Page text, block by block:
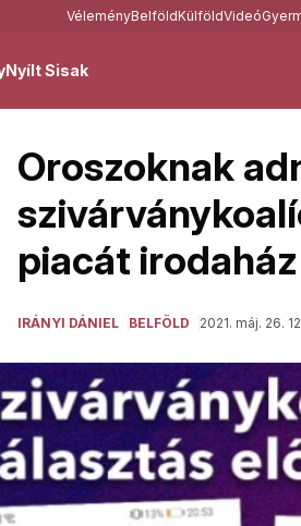
VéleményBelföldKülföldVideó
Nyílt Sisak
Oroszoknak
piacát
IRÁNYI DÁNIEL BELFÖLD 2021. máj. 26.